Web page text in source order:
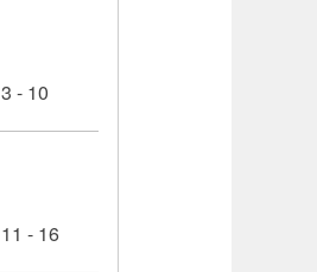
3 - 10
11 - 16